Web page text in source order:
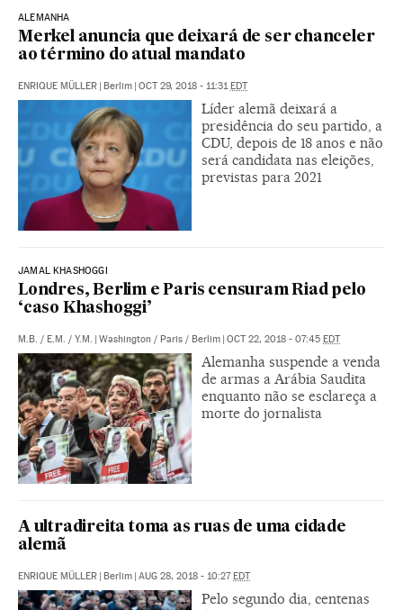
ALEMANHA
Merkel anuncia que deixará de ser chanceler
ao término do atual mandato
ENRIQUE MÜLLER | Berlim | OCT 29, 2018 - 11:31EDT
Líder alemã deixará a
presidência do seu partido, a
CDU, depois de 18 anos e não
será candidata nas eleições,
previstas para 2021
JAMAL KHASHOGGI
Londres, Berlim e Paris censuram Riad pelo
‘caso Khashoggi’
M.B. / E.M. / Y.M. | Washington / Paris / Berlim | OCT 22, 2018 - 07:45 EDT
Alemanha suspende a venda
de armas a Arábia Saudita
enquanto não se esclareça a
morte do jornalista
A ultradireita toma as ruas de uma cidade
alemã
ENRIQUE MÜLLER | Berlim | AUG 28, 2018 - 10:27EDT
Pelo segundo dia, centenas